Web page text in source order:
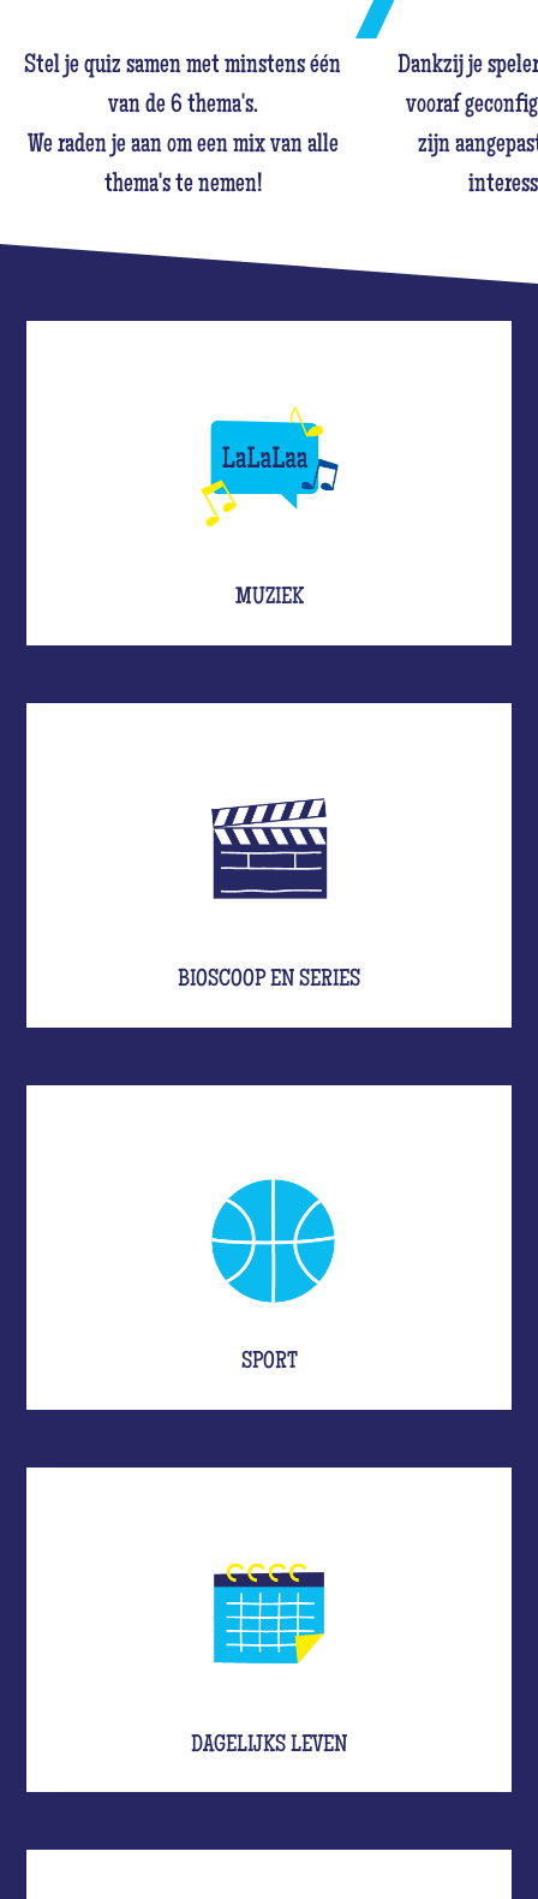
Stel je quiz samen met minstens één
van de 6 thema's.
We raden je aan om een mix van alle
thema's te nemen!
Dankzij je
vooraf
zijn
MUZIEK
BIOSCOOP EN SERIES
SPORT
DAGELIJKS LEVEN